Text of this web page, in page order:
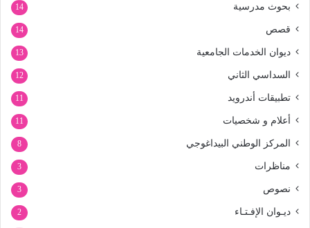
بحوث مدرسية 14
قصص 14
ديوان الخدمات الجامعية 13
السداسي الثاني 12
تطبيقات أندرويد 11
أعلام و شخصيات 11
المركز الوطني البيداغوجي 8
مناظرات 3
نصوص 3
ديـوان الإفـتـاء 2